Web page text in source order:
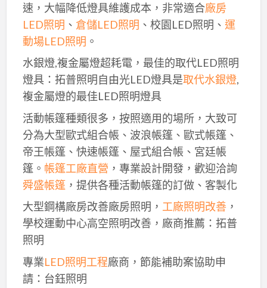
速，大幅降低燈具維護成本，非常適合廠房
LED照明 、 倉儲LED照明 、校園LED照明、 運
動場LED照明 。
水銀燈,複金屬燈超耗電，最佳的取代LED照明
燈具：拓普照明自由光LED燈具是取代水銀燈,
複金屬燈的最佳LED照明燈具
活動帳篷種類很多，按照適用的場所，大致可
分為大型歐式組合帳、波浪帳篷、歐式帳篷、
帝王帳篷、快速帳篷、屋式組合帳、宮廷帳
篷。 帳篷工廠直營 ，專業設計開發，歡迎洽詢
舜盛帳篷，提供各種活動帳篷的訂做、客製化
大型鋼構廠房改善廠房照明， 工廠照明改善，
學校運動中心高空照明改善，廠商推薦：拓普
照明
專業LED照明工程廠商，節能補助案協助申
請：台鈺照明